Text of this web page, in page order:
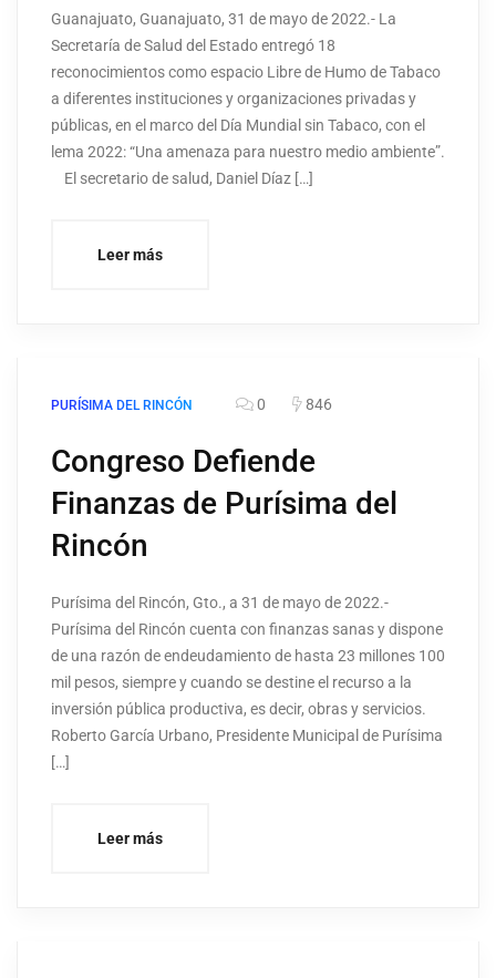
Guanajuato, Guanajuato, 31 de mayo de 2022.- La
Secretaría de Salud del Estado entregó 18
reconocimientos como espacio Libre de Humo de Tabaco
a diferentes instituciones y organizaciones privadas y
públicas, en el marco del Día Mundial sin Tabaco, con el
lema 2022: “Una amenaza para nuestro medio ambiente”.
El secretario de salud, Daniel Díaz […]
Leer más
PURÍSIMA DEL RINCÓN 0 846
Congreso Defiende
Finanzas de Purísima del
Rincón
Purísima del Rincón, Gto., a 31 de mayo de 2022.-
Purísima del Rincón cuenta con finanzas sanas y dispone
de una razón de endeudamiento de hasta 23 millones 100
mil pesos, siempre y cuando se destine el recurso a la
inversión pública productiva, es decir, obras y servicios.
Roberto García Urbano, Presidente Municipal de Purísima
[…]
Leer más